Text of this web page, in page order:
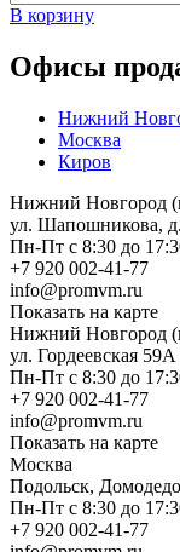
В корзину
Офисы
Нижний
Москва
Киров
Нижний Новгород
ул. Шапошникова,
Пн-Пт с 8:30 до
+7 920 002-41-77
info@promvm.ru
Показать на карте
Нижний Новгород
ул. Гордеевская
Пн-Пт с 8:30 до
+7 920 002-41-77
info@promvm.ru
Показать на карте
Москва
Подольск,
Пн-Пт с 8:30 до
+7 920 002-41-77